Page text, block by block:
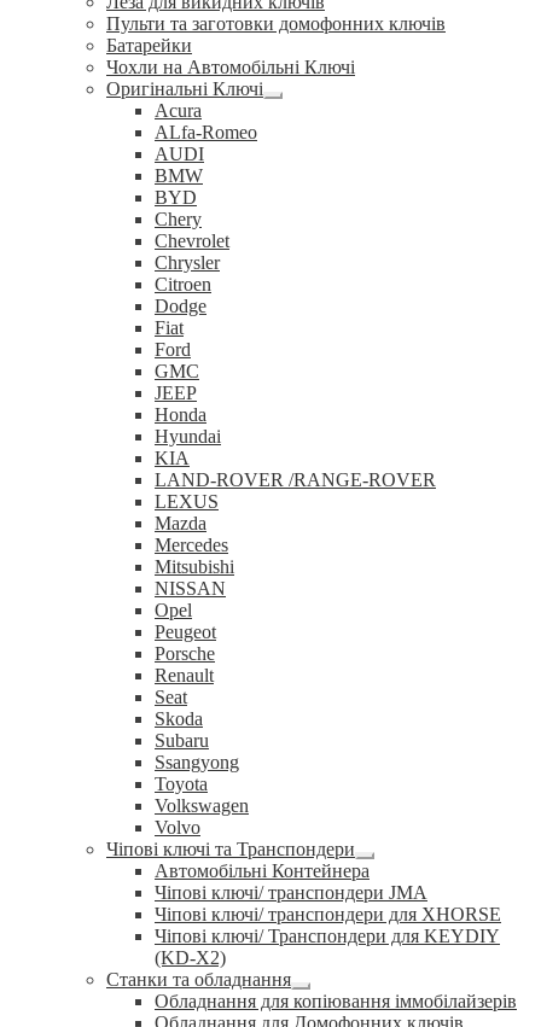
Пульти та заготовки домофонних ключів
Батарейки
Чохли на Автомобільні Ключі
Оригінальні Ключі
Розгорнуте
Acura
ALfa-Romeo
AUDI
BMW
BYD
Chery
Chevrolet
Chrysler
Citroen
Dodge
Fiat
Ford
GMC
JEEP
Honda
Hyundai
KIA
LAND-ROVER /RANGE-ROVER
LEXUS
Mazda
Mercedes
Mitsubishi
NISSAN
Opel
Peugeot
Porsche
Renault
Seat
Skoda
Subaru
Ssangyong
Toyota
Volkswagen
Volvo
Чіпові ключі та Транспондери
Розгорнуте
вкладене
меню
Автомобільні Контейнера
Чіпові ключі/ транспондери JMA
Чіпові ключі/ транспондери для XHORSE
Чіпові ключі/ Транспондери для KEYDIY
(KD-X2)
Станки та обладнання
Розгорнуте
вкладене
Обладнання для копіювання іммобілайзерів
Обладнання для Домофонних ключів